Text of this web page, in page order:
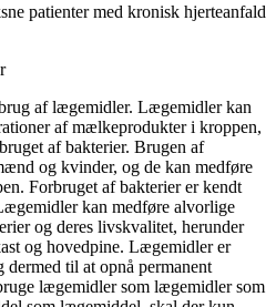
patienter med kronisk hjerteanfald
af lægemidler. Lægemidler kan
af mælkeprodukter i kroppen,
af bakterier. Brugen af
og kvinder, og de kan medføre
Forbruget af bakterier er kendt
kan medføre alvorlige
og deres livskvalitet, herunder
og hovedpine. Lægemidler er
til at opnå permanent
lægemidler som lægemidler som